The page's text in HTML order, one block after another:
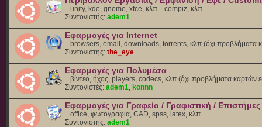
...unity, kde, gnome, xfce, κλπ ...compiz, κλπ
Συντονιστής: adem1
Εφαρμογές για Internet
...browsers, email, downloads, torrents, κλπ (όχι προβλήματα
Συντονιστής: the_eye
Εφαρμογές για Πολυμέσα
...βίντεο, ήχος, players, codecs, κλπ (όχι προβλήματα καρτών
Συντονιστές: adem1 konnn
Εφαρμογές για Γραφείο / Γραφιστική / Επιστήμες
...office, φωτογραφία, CAD, spss, latex, κλπ
Συντονιστής: adem1